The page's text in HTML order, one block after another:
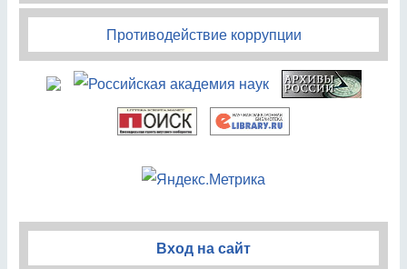
Противодействие коррупции
Вход на сайт